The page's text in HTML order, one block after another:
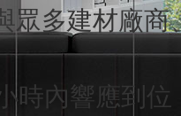
建材廠商
時內響應到位